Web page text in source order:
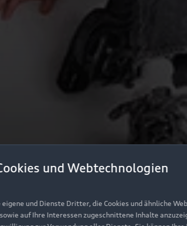
und Webtechnologien
und Dienste Dritter, die Cookies und ähnliche
auf Ihre Interessen zugeschnittene Inhalte